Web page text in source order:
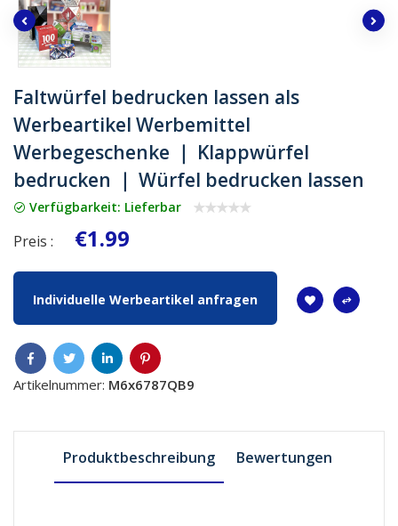
Faltwürfel bedrucken lassen als
Werbeartikel Werbemittel
Werbegeschenke ｜ Klappwürfel
bedrucken ｜ Würfel bedrucken lassen
Verfügbarkeit: Lieferbar
Preis : €1.99
Individuelle Werbeartikel anfragen
Artikelnummer: M6x6787QB9
Produktbeschreibung Bewertungen